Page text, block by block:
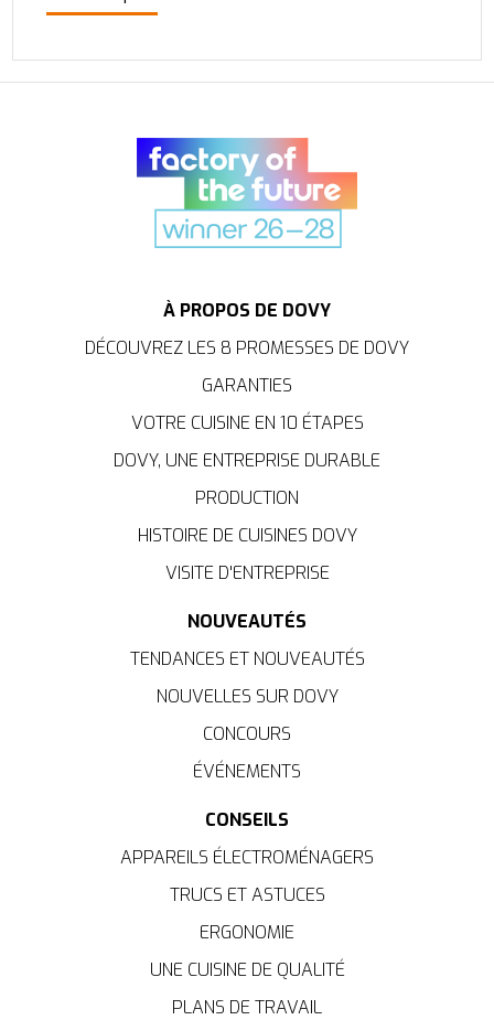
À PROPOS DE DOVY
DÉCOUVREZ LES 8 PROMESSES DE DOVY
GARANTIES
VOTRE CUISINE EN 10 ÉTAPES
DOVY, UNE ENTREPRISE DURABLE
PRODUCTION
HISTOIRE DE CUISINES DOVY
VISITE D'ENTREPRISE
NOUVEAUTÉS
TENDANCES ET NOUVEAUTÉS
NOUVELLES SUR DOVY
CONCOURS
ÉVÉNEMENTS
CONSEILS
APPAREILS ÉLECTROMÉNAGERS
TRUCS ET ASTUCES
ERGONOMIE
UNE CUISINE DE QUALITÉ
PLANS DE TRAVAIL